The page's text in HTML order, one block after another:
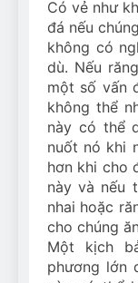
Có vẻ như
đá nếu
không có
dù. Nếu
một số vấn
không thể
này có thể
nuốt nó khi
hơn khi cho
này và nếu
nhai hoặc
cho chúng
Một kịch
phương lớn